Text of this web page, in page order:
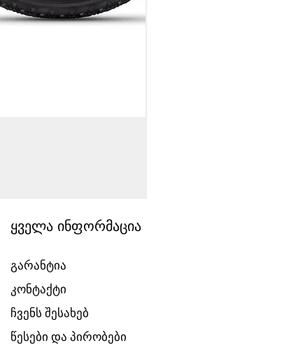
ყველა ინფორმაცია
გარანტია
კონტაქტი
ჩვენს შესახებ
წესები და პირობები